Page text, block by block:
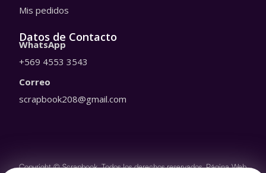
Mis pedidos
Datos de Contacto
WhatsApp
+569 4553 3543
Correo
scrapbook208@gmail.com
Copyright © Scrapbook. Todos los derechos reservados.Página Web